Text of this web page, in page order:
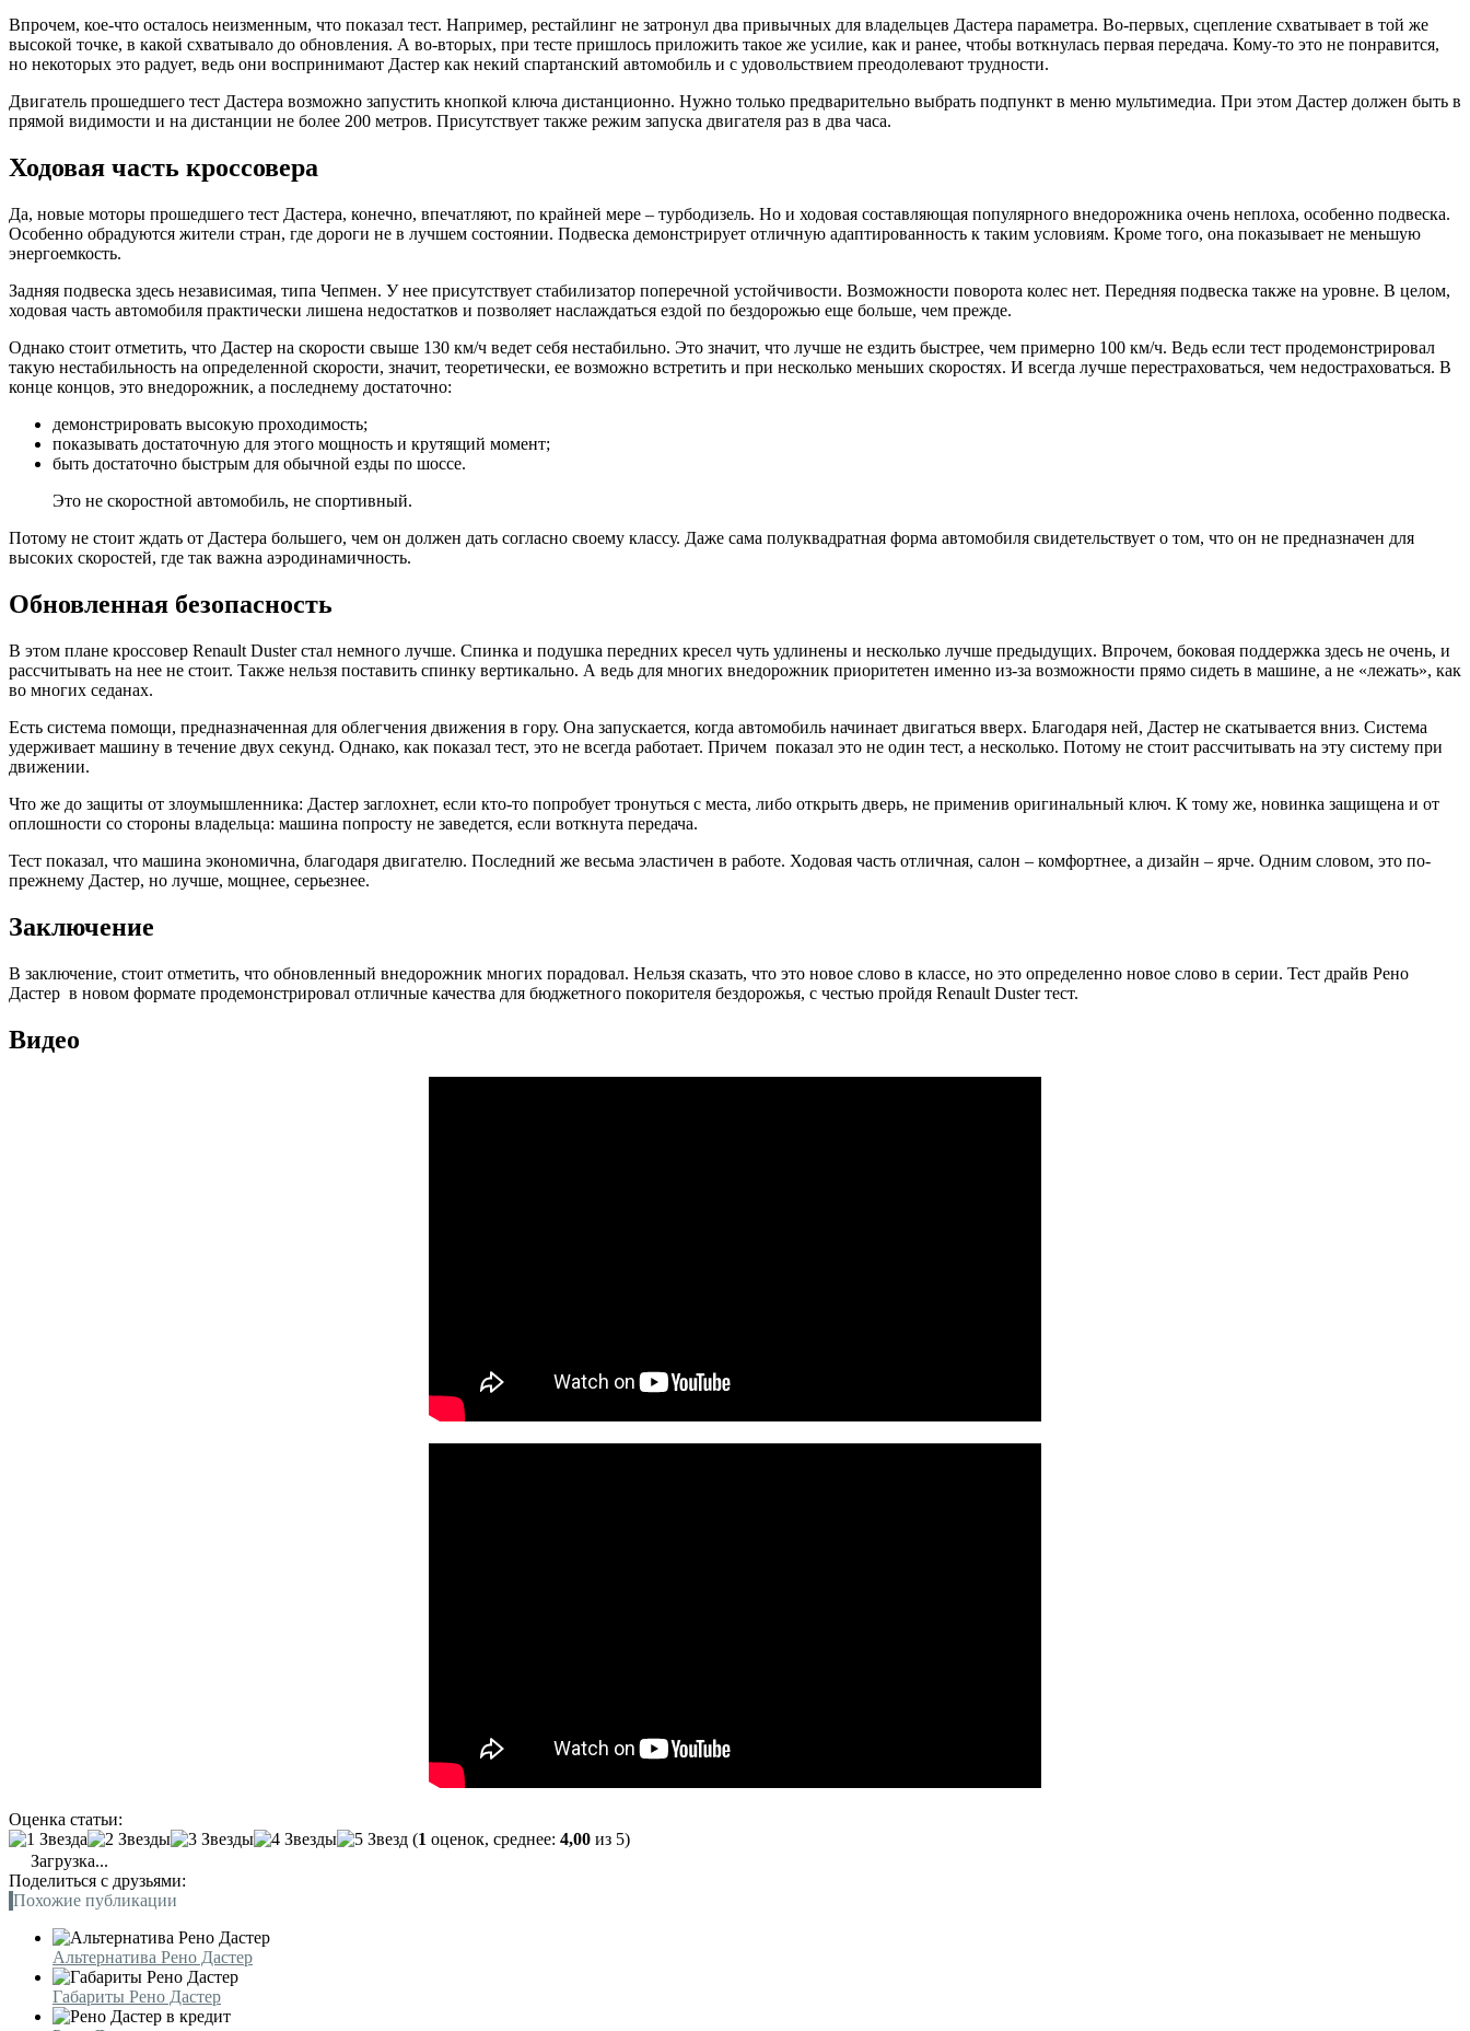
Впрочем, кое-что осталось неизменным, что показал тест. Например, рестайлинг не затронул два привычных для владельцев Дастера параметра. Во-первых, сцепление схватывает в той же
высокой точке, в какой схватывало до обновления. А во-вторых, при тесте пришлось приложить такое же усилие, как и ранее, чтобы воткнулась первая передача. Кому-то это не понравится,
но некоторых это радует, ведь они воспринимают Дастер как некий спартанский автомобиль и с удовольствием преодолевают трудности.
Двигатель прошедшего тест Дастера возможно запустить кнопкой ключа дистанционно. Нужно только предварительно выбрать подпункт в меню мультимедиа. При этом Дастер должен быть в
прямой видимости и на дистанции не более 200 метров. Присутствует также режим запуска двигателя раз в два часа.
Ходовая часть кроссовера
Да, новые моторы прошедшего тест Дастера, конечно, впечатляют, по крайней мере – турбодизель. Но и ходовая составляющая популярного внедорожника очень неплоха, особенно подвеска.
Особенно обрадуются жители стран, где дороги не в лучшем состоянии. Подвеска демонстрирует отличную адаптированность к таким условиям. Кроме того, она показывает не меньшую
энергоемкость.
Задняя подвеска здесь независимая, типа Чепмен. У нее присутствует стабилизатор поперечной устойчивости. Возможности поворота колес нет. Передняя подвеска также на уровне. В целом,
ходовая часть автомобиля практически лишена недостатков и позволяет наслаждаться ездой по бездорожью еще больше, чем прежде.
Однако стоит отметить, что Дастер на скорости свыше 130 км/ч ведет себя нестабильно. Это значит, что лучше не ездить быстрее, чем примерно 100 км/ч. Ведь если тест продемонстрировал
такую нестабильность на определенной скорости, значит, теоретически, ее возможно встретить и при несколько меньших скоростях. И всегда лучше перестраховаться, чем недостраховаться. В
конце концов, это внедорожник, а последнему достаточно:
демонстрировать высокую проходимость;
показывать достаточную для этого мощность и крутящий момент;
быть достаточно быстрым для обычной езды по шоссе.
Это не скоростной автомобиль, не спортивный.
Потому не стоит ждать от Дастера большего, чем он должен дать согласно своему классу. Даже сама полуквадратная форма автомобиля свидетельствует о том, что он не предназначен для
высоких скоростей, где так важна аэродинамичность.
Обновленная безопасность
В этом плане кроссовер Renault Duster стал немного лучше. Спинка и подушка передних кресел чуть удлинены и несколько лучше предыдущих. Впрочем, боковая поддержка здесь не очень, и
рассчитывать на нее не стоит. Также нельзя поставить спинку вертикально. А ведь для многих внедорожник приоритетен именно из-за возможности прямо сидеть в машине, а не «лежать», как
во многих седанах.
Есть система помощи, предназначенная для облегчения движения в гору. Она запускается, когда автомобиль начинает двигаться вверх. Благодаря ней, Дастер не скатывается вниз. Система
удерживает машину в течение двух секунд. Однако, как показал тест, это не всегда работает. Причем показал это не один тест, а несколько. Потому не стоит рассчитывать на эту систему при
движении.
Что же до защиты от злоумышленника: Дастер заглохнет, если кто-то попробует тронуться с места, либо открыть дверь, не применив оригинальный ключ. К тому же, новинка защищена и от
оплошности со стороны владельца: машина попросту не заведется, если воткнута передача.
Тест показал, что машина экономична, благодаря двигателю. Последний же весьма эластичен в работе. Ходовая часть отличная, салон – комфортнее, а дизайн – ярче. Одним словом, это по-
прежнему Дастер, но лучше, мощнее, серьезнее.
Заключение
В заключение, стоит отметить, что обновленный внедорожник многих порадовал. Нельзя сказать, что это новое слово в классе, но это определенно новое слово в серии. Тест драйв Рено
Дастер в новом формате продемонстрировал отличные качества для бюджетного покорителя бездорожья, с честью пройдя Renault Duster тест.
Видео
Оценка статьи:
(1 оценок, среднее: 4,00 из 5)
Загрузка...
Поделиться с друзьями:
Похожие публикации
Альтернатива Рено Дастер
Габариты Рено Дастер